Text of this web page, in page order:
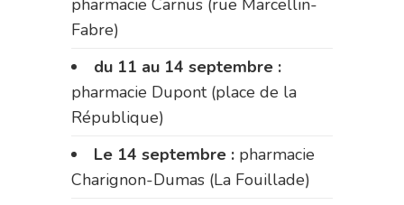
pharmacie Carnus (rue Marcellin-
Fabre)
du 11 au 14 septembre :
pharmacie Dupont (place de la
République)
Le 14 septembre : pharmacie
Charignon-Dumas (La Fouillade)